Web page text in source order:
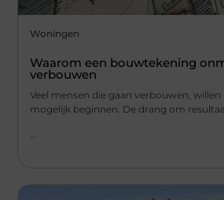
Woningen
Waarom een bouwtekening
verbouwen
Veel mensen die gaan verbouwen, willen
mogelijk beginnen. De drang om
...